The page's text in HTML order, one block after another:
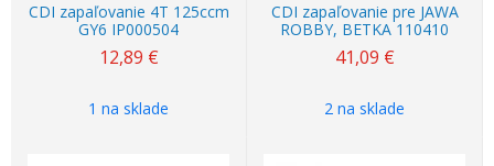
CDI zapaľovanie 4T 125ccm
GY6 IP000504
12,89 €
1 na sklade
CDI zapaľovanie pre JAWA
ROBBY, BETKA 110410
41,09 €
2 na sklade